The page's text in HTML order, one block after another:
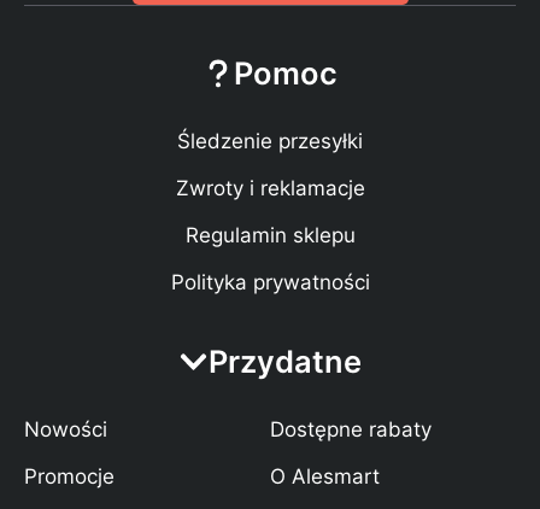
Pomoc
Śledzenie przesyłki
Zwroty i reklamacje
Regulamin sklepu
Polityka prywatności
Przydatne
Nowości
Promocje
Dostępne rabaty
O Alesmart